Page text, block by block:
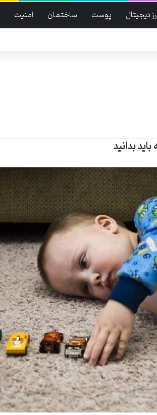
دیجیتال پوست ساختمان امنیت
بدانید